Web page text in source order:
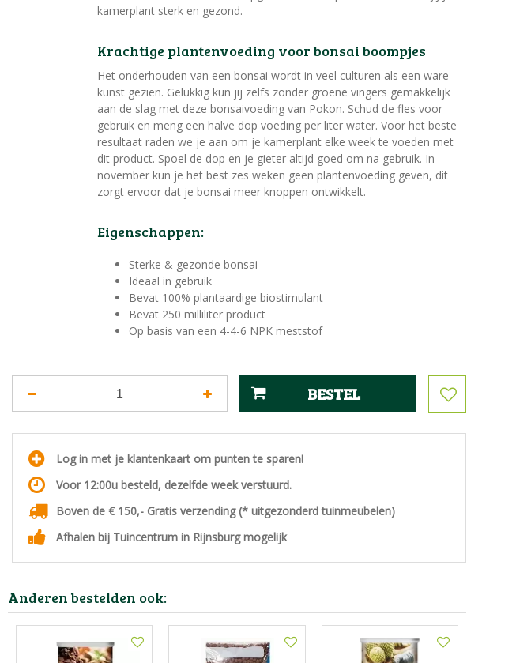
kamerplant sterk en gezond.
Krachtige plantenvoeding voor bonsai boompjes
Het onderhouden van een bonsai wordt in veel culturen als een ware
kunst gezien. Gelukkig kun jij zelfs zonder groene vingers gemakkelijk
aan de slag met deze bonsaivoeding van Pokon. Schud de fles voor
gebruik en meng een halve dop voeding per liter water. Voor het beste
resultaat raden we je aan om je kamerplant elke week te voeden met
dit product. Spoel de dop en je gieter altijd goed om na gebruik. In
november kun je het best zes weken geen plantenvoeding geven, dit
zorgt ervoor dat je bonsai meer knoppen ontwikkelt.
Eigenschappen:
Sterke & gezonde bonsai
Ideaal in gebruik
Bevat 100% plantaardige biostimulant
Bevat 250 milliliter product
Op basis van een 4-4-6 NPK meststof
Log in met je klantenkaart om punten te sparen!
Voor 12:00u besteld, dezelfde week verstuurd.
Boven de € 150,- Gratis verzending (* uitgezonderd tuinmeubelen)
Afhalen bij Tuincentrum in Rijnsburg mogelijk
Anderen bestelden ook: